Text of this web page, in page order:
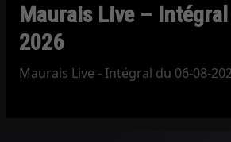
Maurais Live –
2026
Maurais Live - Intégral du 06-08-